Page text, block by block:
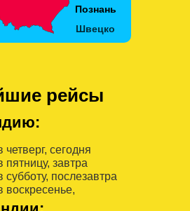
рейсы
четверг, сегодня
пятницу, завтра
субботу, послезавтра
воскресенье,